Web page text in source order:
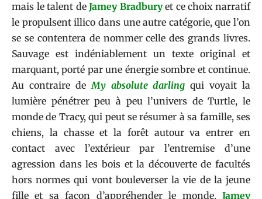
mais le talent deJamey Bradburyet ce choix narratif
le propulsent illico dans une autre catégorie, que l’on
se se contentera de nommer celle des grands livres.
Sauvage est indéniablement un texte original et
marquant, porté par une énergie sombre et continue.
Au contraire deMy absolute darlingqui voyait la
lumière pénétrer peu à peu l’univers de Turtle, le
monde de Tracy, qui peut se résumer à sa famille, ses
chiens, la chasse et la forêt autour va entrer en
contact avec l’extérieur par l’entremise d’une
agression dans les bois et la découverte de facultés
hors normes qui vont bouleverser la vie de la jeune
fille et sa façon d’appréhender le monde. Jamey